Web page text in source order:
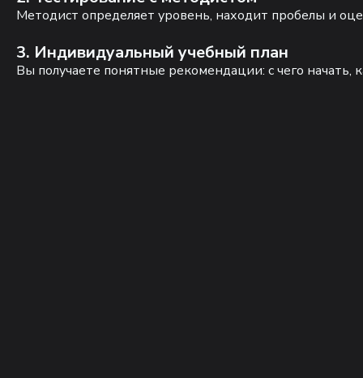
Методист определяет уровень, находит пробелы и
3. Индивидуальный учебный план
Вы получаете понятные рекомендации: с чего начать,